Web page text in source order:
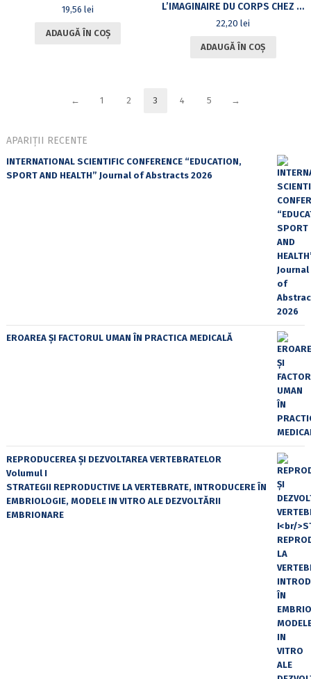
19,56lei
ADAUGĂ ÎN COȘ
L’IMAGINAIRE DU CORPS CHEZ LES ÉCRIVAINS DE MINUIT – ANNÉES 80-90
22,20lei
ADAUGĂ ÎN COȘ
← 1 2 3 4 5 →
APARIȚII RECENTE
INTERNATIONAL SCIENTIFIC CONFERENCE “EDUCATION,
SPORT AND HEALTH” Journal of Abstracts 2026
EROAREA ȘI FACTORUL UMAN ÎN PRACTICA MEDICALĂ
REPRODUCEREA ȘI DEZVOLTAREA VERTEBRATELOR
Volumul I
STRATEGII REPRODUCTIVE LA VERTEBRATE, INTRODUCERE ÎN
EMBRIOLOGIE, MODELE IN VITRO ALE DEZVOLTĂRII
EMBRIONARE